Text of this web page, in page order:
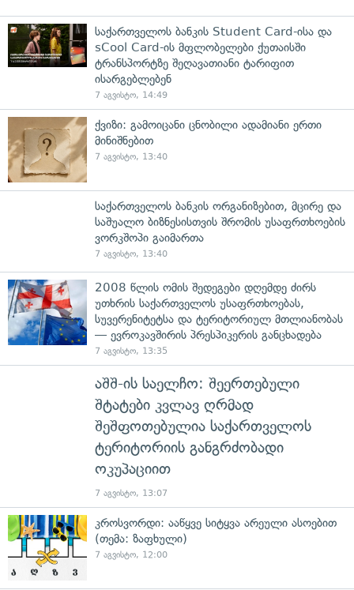
საქართველოს ბანკის Student Card-ისა და
sCool Card-ის მფლობელები ქუთაისში
ტრანსპორტზე შეღავათიანი ტარიფით
ისარგებლებენ
7 აგვისტო, 14:49
ქვიზი: გამოიცანი ცნობილი ადამიანი ერთი
მინიშნებით
7 აგვისტო, 13:40
საქართველოს ბანკის ორგანიზებით, მცირე და
საშუალო ბიზნესისთვის შრომის უსაფრთხოების
ვორკშოპი გაიმართა
7 აგვისტო, 13:40
2008 წლის ომის შედეგები დღემდე ძირს
უთხრის საქართველოს უსაფრთხოებას,
სუვერენიტეტსა და ტერიტორიულ მთლიანობას
— ევროკავშირის პრესპიკერის განცხადება
7 აგვისტო, 13:35
აშშ-ის საელჩო: შეერთებული
შტატები კვლავ ღრმად
შეშფოთებულია საქართველოს
ტერიტორიის განგრძობადი
ოკუპაციით
7 აგვისტო, 13:07
კროსვორდი: ააწყვე სიტყვა არეული ასოებით
(თემა: ზაფხული)
7 აგვისტო, 12:00